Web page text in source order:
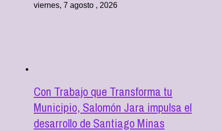
viernes, 7 agosto , 2026
Con Trabajo que Transforma tu
Municipio, Salomón Jara impulsa el
desarrollo de Santiago Minas